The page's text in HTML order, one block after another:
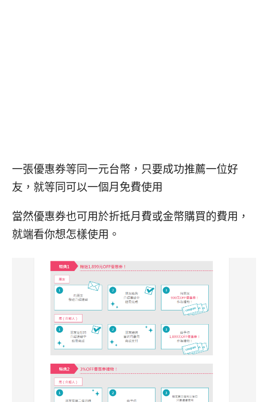
一張優惠券等同一元台幣，只要成功推薦一位好
友，就等同可以一個月免費使用
當然優惠券也可用於折抵月費或金幣購買的費用，
就端看你想怎樣使用。